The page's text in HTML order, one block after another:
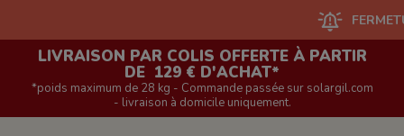
FERMETURE
LIVRAISON PAR COLIS OFFERTE À PARTIR
DE 129 € D'ACHAT*
*poids maximum de 28 kg - Commande passée sur solargil.com
- livraison à domicile uniquement.